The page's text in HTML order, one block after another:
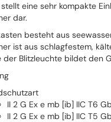
eine sehr kompakte
dar.
besteht aus
ist aus schlagfestem,
der Blitzleuchte bildet den
II 2 G Ex e mb [ib] IIC T6
II 2 G Ex e mb [ib] IIC T5